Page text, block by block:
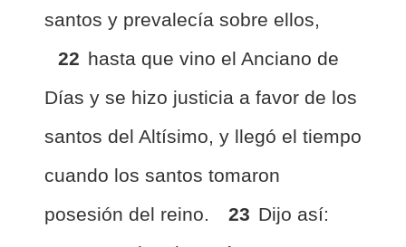
santos y prevalecía sobre ellos,
22 hasta que vino el Anciano de
Días y se hizo justicia a favor de los
santos del Altísimo, y llegó el tiempo
cuando los santos tomaron
posesión del reino.
23 Dijo así: